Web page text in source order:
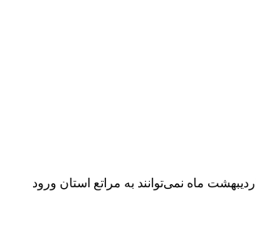
مدیرکل منابع طبیعی و آبخیزداری لرستان در حاشیه بازدید از زیستگاه‌های کنترل دام‌های عشایر کوچ رو، گفت: عشایر کوچ رو تحت هیچ شرایطی تا قبل از ۱۵ اردیبهشت ماه نمی‌توانند به مراتع استان ورود